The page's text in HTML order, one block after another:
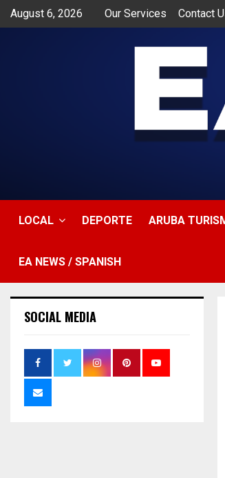
August 6, 2026 Our Services Contact
LOCAL DEPORTE ARUBA
EA NEWS / SPANISH
SOCIAL MEDIA